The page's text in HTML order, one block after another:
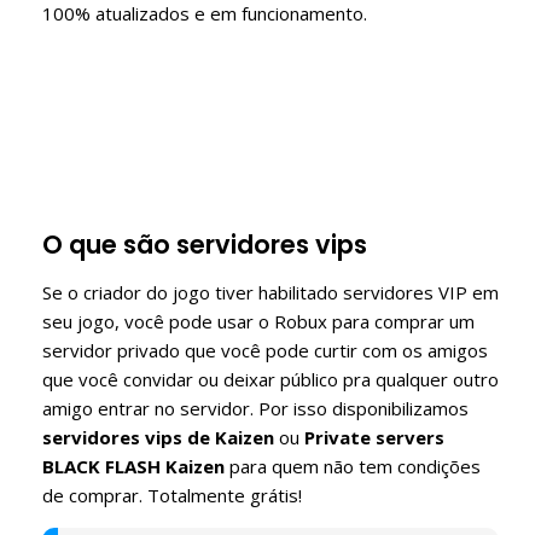
100% atualizados e em funcionamento.
O que são servidores vips
Se o criador do jogo tiver habilitado servidores VIP em
seu jogo, você pode usar o Robux para comprar um
servidor privado que você pode curtir com os amigos
que você convidar ou deixar público pra qualquer outro
amigo entrar no servidor. Por isso disponibilizamos
servidores vips de Kaizen ou Private servers
BLACK FLASH Kaizen para quem não tem condições
de comprar. Totalmente grátis!